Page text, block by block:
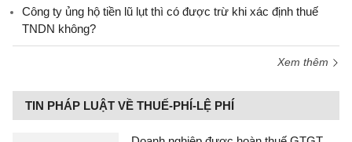
Công ty ủng hộ tiền lũ lụt thì có được trừ khi xác định thuế
TNDN không?
Xem thêm
TIN PHÁP LUẬT VỀ THUẾ-PHÍ-LỆ PHÍ